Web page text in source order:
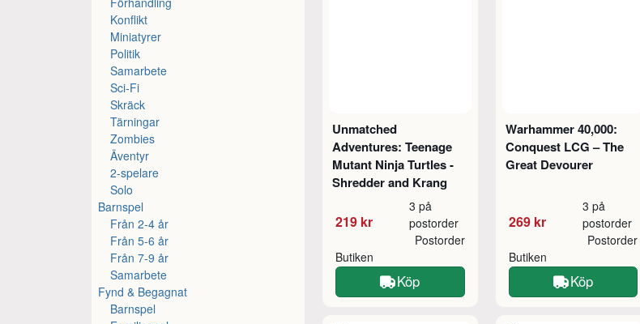
Konflikt
Miniatyrer
Politik
Samarbete
Sci-Fi
Skräck
Tärningar
Zombies
Äventyr
2-spelare
Solo
Barnspel
Från 2-4 år
Från 5-6 år
Från 7-9 år
Samarbete
Fynd & Begagnat
Barnspel
Unmatched
Adventures: Teenage
Mutant Ninja Turtles -
Shredder and Krang
219 kr
3 på
postorder
Butiken
Postorder
Köp
Warhammer 40,000:
Conquest LCG – The
Great Devourer
269 kr
3 på
postorder
Butiken
Postorder
Köp